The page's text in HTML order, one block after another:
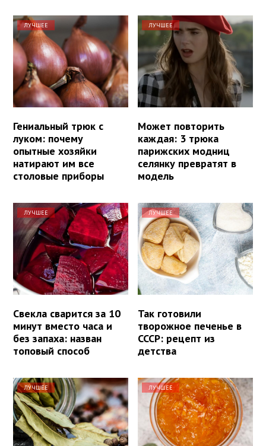
ЛУЧШЕЕ
Гениальный трюк с
луком: почему
опытные хозяйки
натирают им все
столовые приборы
ЛУЧШЕЕ
Может повторить
каждая: 3 трюка
парижских модниц
селянку превратят в
модель
ЛУЧШЕЕ
Свекла сварится за 10
минут вместо часа и
без запаха: назван
топовый способ
ЛУЧШЕЕ
Так готовили
творожное печенье в
СССР: рецепт из
детства
ЛУЧШЕЕ ЛУЧШЕЕ